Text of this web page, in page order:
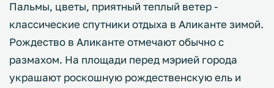
Пальмы, цветы, приятный теплый ветер -
классические спутники отдыха в Аликанте зимой.
Рождество в Аликанте отмечают обычно с
размахом. На площади перед мэрией города
украшают роскошную рождественскую ель и